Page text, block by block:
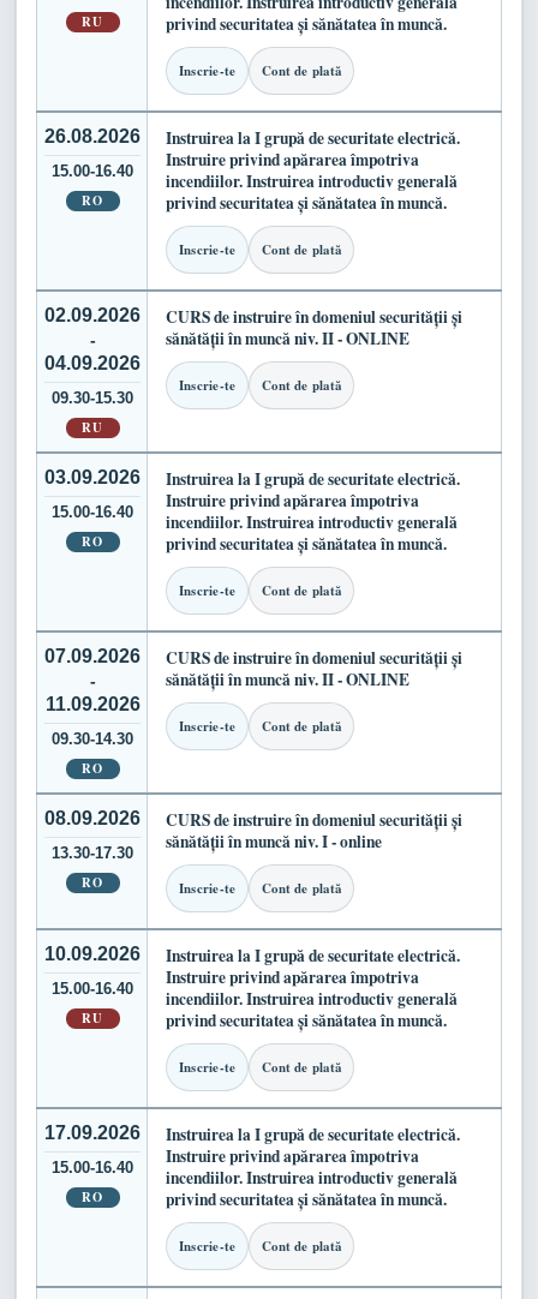
RU
privind securitatea și sănătatea în muncă.
Inscrie-te Cont de plată
26.08.2026
15.00-16.40
RO
Instruirea la I grupă de securitate electrică.
Instruire privind apărarea împotriva
incendiilor. Instruirea introductiv generală
privind securitatea și sănătatea în muncă.
Inscrie-te Cont de plată
02.09.2026
-
04.09.2026
09.30-15.30
RU
CURS de instruire în domeniul securității și
sănătății în muncă niv. II - ONLINE
Inscrie-te Cont de plată
03.09.2026
15.00-16.40
RO
Instruirea la I grupă de securitate electrică.
Instruire privind apărarea împotriva
incendiilor. Instruirea introductiv generală
privind securitatea și sănătatea în muncă.
Inscrie-te Cont de plată
07.09.2026
-
11.09.2026
09.30-14.30
RO
CURS de instruire în domeniul securității și
sănătății în muncă niv. II - ONLINE
Inscrie-te Cont de plată
08.09.2026
13.30-17.30
RO
CURS de instruire în domeniul securității și
sănătății în muncă niv. I - online
Inscrie-te Cont de plată
10.09.2026
15.00-16.40
RU
Instruirea la I grupă de securitate electrică.
Instruire privind apărarea împotriva
incendiilor. Instruirea introductiv generală
privind securitatea și sănătatea în muncă.
Inscrie-te Cont de plată
17.09.2026
15.00-16.40
RO
Instruirea la I grupă de securitate electrică.
Instruire privind apărarea împotriva
incendiilor. Instruirea introductiv generală
privind securitatea și sănătatea în muncă.
Inscrie-te Cont de plată